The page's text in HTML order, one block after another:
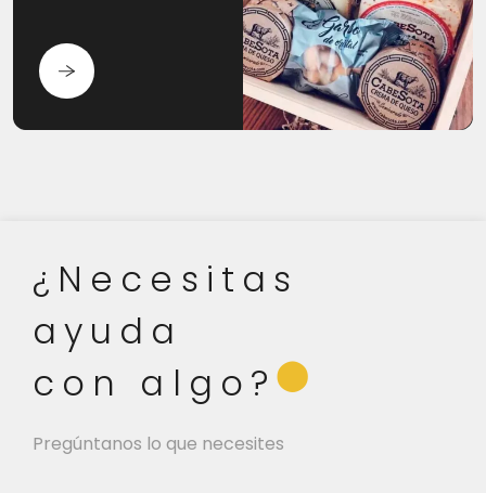
¿Necesitas
ayuda
con algo? ⬤
Pregúntanos lo que necesites